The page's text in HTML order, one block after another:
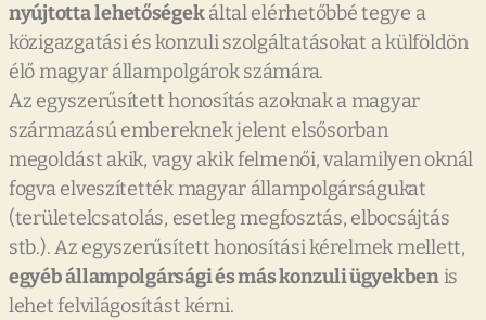
nyújtottalehetőségekáltal elérhetőbbé tegye a
közigazgatási és konzuli szolgáltatásokat a külföldön
élő magyar állampolgárok számára.
Az egyszerűsített honosítás azoknak a magyar
származású embereknek jelent elsősorban
megoldást akik, vagy akik felmenői, valamilyen oknál
fogva elveszítették magyar állampolgárságukat
(területelcsatolás, esetleg megfosztás, elbocsájtás
stb.). Az egyszerűsített honosítási kérelmek mellett,
egyéb állampolgársági és más konzuli ügyekbenis
lehet felvilágosítást kérni.